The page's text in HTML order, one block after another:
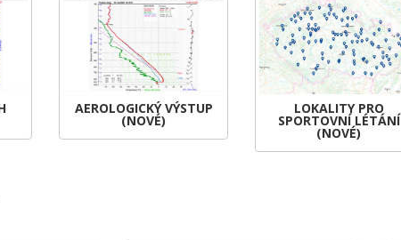
AEROLOGICKÝ VÝSTUP
(NOVÉ)
LOKALITY PRO
SPORTOVNÍ LÉTÁNÍ
(NOVÉ)